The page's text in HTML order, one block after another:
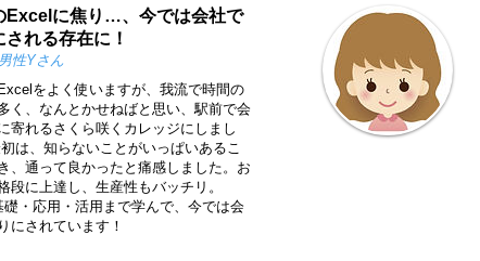
Excelに焦り…、今では会社で
される存在に！
性Yさん
をよく使いますが、我流で時間の
く、なんとかせねばと思い、駅前で会
寄れるさくら咲くカレッジにしまし
は、知らないことがいっぱいあるこ
、通って良かったと痛感しました。お
段に上達し、生産性もバッチリ。
礎・応用・活用まで学んで、今では会
にされています！